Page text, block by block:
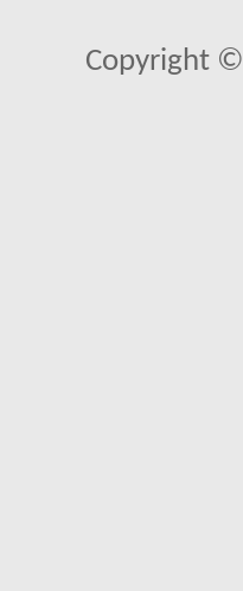
Copyright